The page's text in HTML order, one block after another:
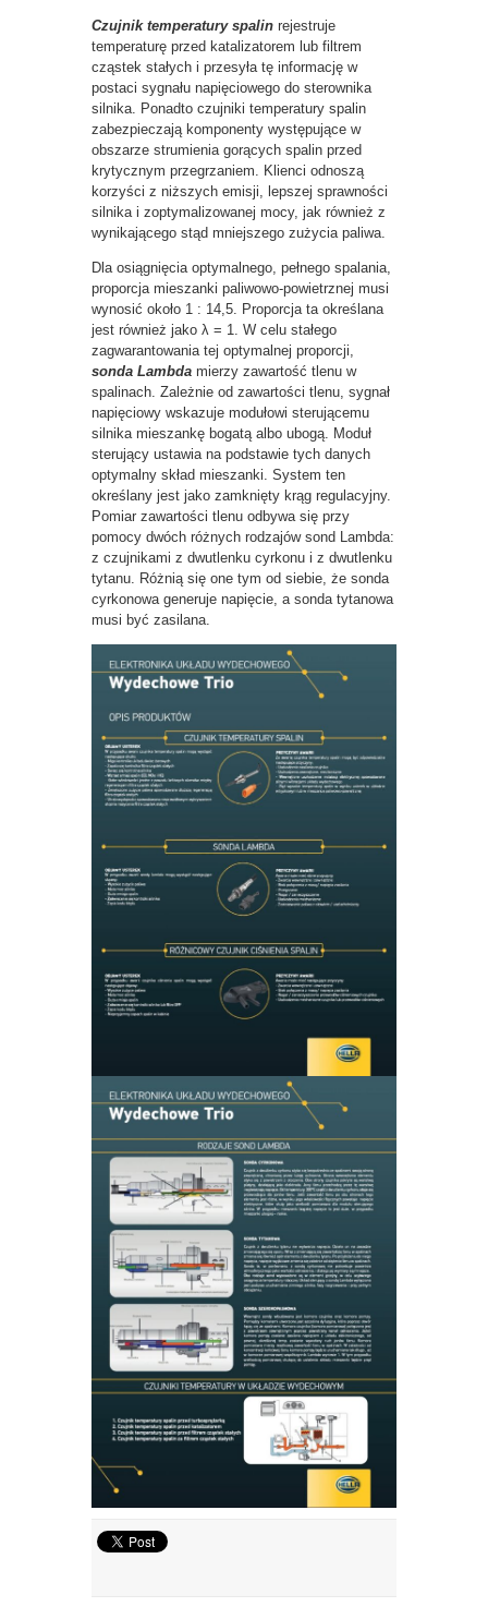
Czujnik temperatury spalin rejestruje
temperaturę przed katalizatorem lub filtrem
cząstek stałych i przesyła tę informację w
postaci sygnału napięciowego do sterownika
silnika. Ponadto czujniki temperatury spalin
zabezpieczają komponenty występujące w
obszarze strumienia gorących spalin przed
krytycznym przegrzaniem. Klienci odnoszą
korzyści z niższych emisji, lepszej sprawności
silnika i zoptymalizowanej mocy, jak również z
wynikającego stąd mniejszego zużycia paliwa.
Dla osiągnięcia optymalnego, pełnego spalania,
proporcja mieszanki paliwowo-powietrznej musi
wynosić około 1 : 14,5. Proporcja ta określana
jest również jako λ = 1. W celu stałego
zagwarantowania tej optymalnej proporcji,
sonda Lambda mierzy zawartość tlenu w
spalinach. Zależnie od zawartości tlenu, sygnał
napięciowy wskazuje modułowi sterującemu
silnika mieszankę bogatą albo ubogą. Moduł
sterujący ustawia na podstawie tych danych
optymalny skład mieszanki. System ten
określany jest jako zamknięty krąg regulacyjny.
Pomiar zawartości tlenu odbywa się przy
pomocy dwóch różnych rodzajów sond Lambda:
z czujnikami z dwutlenku cyrkonu i z dwutlenku
tytanu. Różnią się one tym od siebie, że sonda
cyrkonowa generuje napięcie, a sonda tytanowa
musi być zasilana.